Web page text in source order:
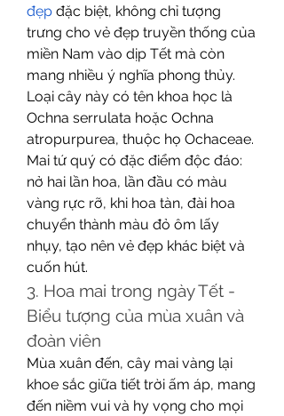
đẹp đặc biệt, không chỉ tượng
trưng cho vẻ đẹp truyền thống của
miền Nam vào dịp Tết mà còn
mang nhiều ý nghĩa phong thủy.
Loại cây này có tên khoa học là
Ochna serrulata hoặc Ochna
atropurpurea, thuộc họ Ochaceae.
Mai tứ quý có đặc điểm độc đáo:
nở hai lần hoa, lần đầu có màu
vàng rực rỡ, khi hoa tàn, đài hoa
chuyển thành màu đỏ ôm lấy
nhụy, tạo nên vẻ đẹp khác biệt và
cuốn hút.
3. Hoa mai trong ngày Tết -
Biểu tượng của mùa xuân và
đoàn viên
Mùa xuân đến, cây mai vàng lại
khoe sắc giữa tiết trời ấm áp, mang
đến niềm vui và hy vọng cho mọi